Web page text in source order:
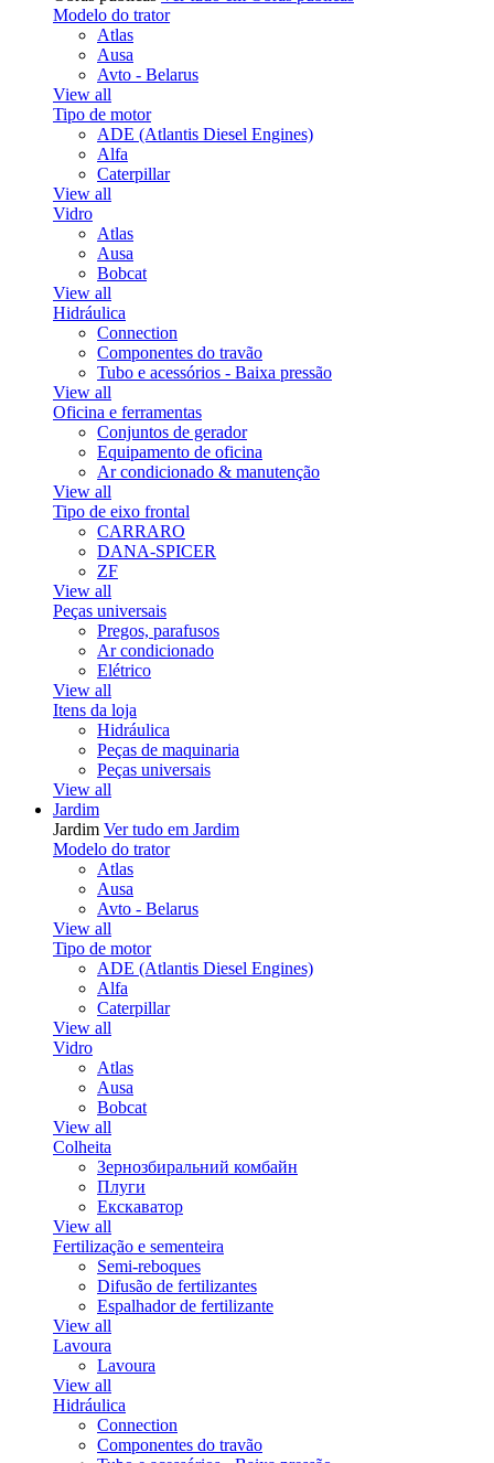
Modelo do trator
Atlas
Ausa
Avto - Belarus
View all
Tipo de motor
ADE (Atlantis Diesel Engines)
Alfa
Caterpillar
View all
Vidro
Atlas
Ausa
Bobcat
View all
Hidráulica
Connection
Componentes do travão
Tubo e acessórios - Baixa pressão
View all
Oficina e ferramentas
Conjuntos de gerador
Equipamento de oficina
Ar condicionado & manutenção
View all
Tipo de eixo frontal
CARRARO
DANA-SPICER
ZF
View all
Peças universais
Pregos, parafusos
Ar condicionado
Elétrico
View all
Itens da loja
Hidráulica
Peças de maquinaria
Peças universais
View all
Jardim
Jardim Ver tudo em Jardim
Modelo do trator
Atlas
Ausa
Avto - Belarus
View all
Tipo de motor
ADE (Atlantis Diesel Engines)
Alfa
Caterpillar
View all
Vidro
Atlas
Ausa
Bobcat
View all
Colheita
Зернозбиральний комбайн
Плуги
Екскаватор
View all
Fertilização e sementeira
Semi-reboques
Difusão de fertilizantes
Espalhador de fertilizante
View all
Lavoura
Lavoura
View all
Hidráulica
Connection
Componentes do travão